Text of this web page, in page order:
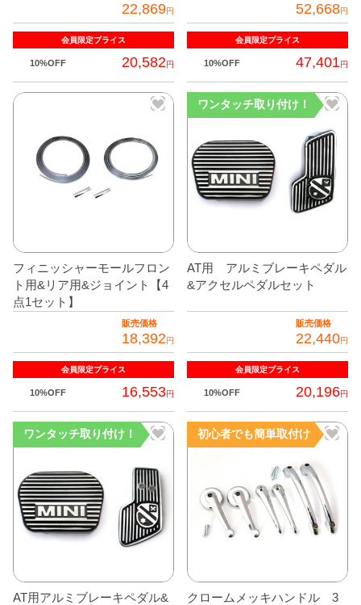
BMW MINI
全商品
22,869円
会員限定プライス
10%OFF 20,582円
52,668円
会員限定プライス
10%OFF 47,401円
フィニッシャーモールフロン
ト用&リア用&ジョイント【4
点1セット】
販売価格
18,392円
会員限定プライス
10%OFF 16,553円
ワンタッチ取り付け！
AT用 アルミブレーキペダル
&アクセルペダルセット
販売価格
22,440円
会員限定プライス
10%OFF 20,196円
ワンタッチ取り付け！
AT用アルミブレーキペダル&
初心者でも簡単取付け
クロームメッキハンドル 3